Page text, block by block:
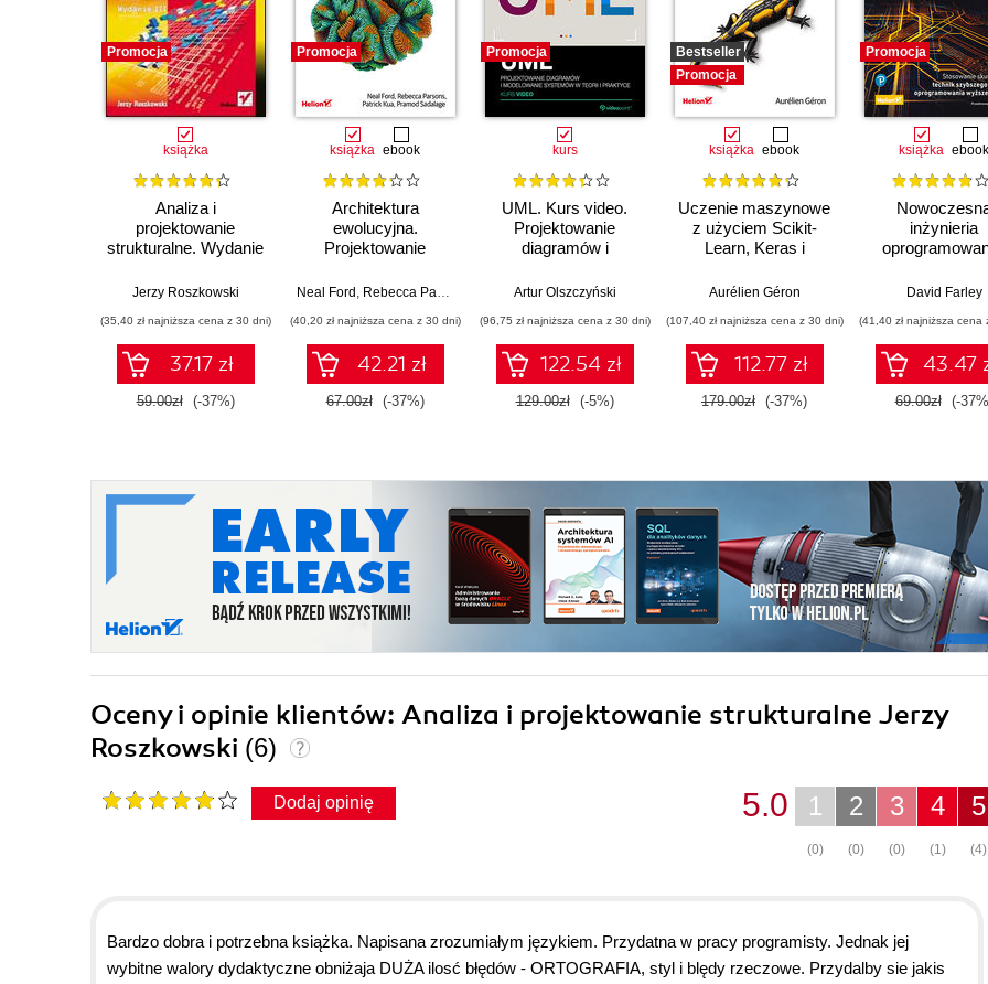
Promocja
książka
Analiza i
projektowanie
strukturalne. Wydanie
Jerzy Roszkowski
(35,40 zł najniższa cena z 30 dni)
37.17 zł
59.00zł (-37%)
Promocja
książka ebook
Architektura
ewolucyjna.
Projektowanie
wsparcie zmian.
Neal Ford , Rebecca Parsons Patrick Kua ,Pramod Sadalage
(40,20 zł najniższa cena z 30 dni)
42.21 zł
67.00zł (-37%)
Promocja
kurs
UML. Kurs video.
Projektowanie
diagramów i
systemów w teorii i
Artur Olszczyński
(96,75 zł najniższa cena z 30 dni)
122.54 zł
129.00zł (-5%)
Bestseller
Promocja
książka ebook
Uczenie maszynowe
z użyciem Scikit-
Learn, Keras i
III
Aurélien Géron
(107,40 zł najniższa cena z 30 dni)
112.77 zł
179.00zł (-37%)
Promocja
książka ebook
inżynieria
skutecznych
wyższej
David Farley
(41,40 zł najniższa cena
43.47
69.00zł (-
Oceny i opinie klientów: Analiza i projektowanie strukturalne Jerzy
Roszkowski (6)
Dodaj opinię 5
(4)
4
(1)
3
(0)
2
(0)
1
(0)
5.0
Bardzo dobra i potrzebna książka. Napisana zrozumiałym językiem. Przydatna w pracy programisty. Jednak jej
wybitne walory dydaktyczne obniżaja DUŻA ilosć błędów - ORTOGRAFIA, styl i blędy rzeczowe. Przydalby sie jakis